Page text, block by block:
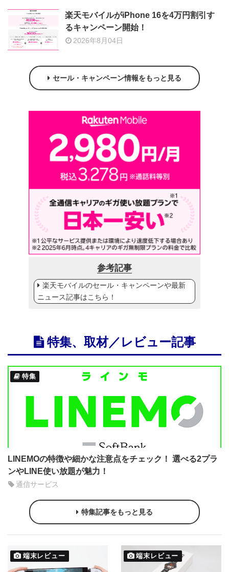
楽天モバイルがiPhone 16を4万円割引す
るキャンペーン開始！
2026年8月04日
セール・キャンペーン情報をもっと見る
参考記事
楽天モバイルのセール・キャンペーンや最新
ニュース記事はこちら！
特集、取材／レビュー記事
特集
LINEMOの特徴や細かな注意点をチェック！ 選べる2プラ
ンやLINE使い放題が魅力！
通信サービス
特集記事をもっと見る
端末レビュー 端末レビュー